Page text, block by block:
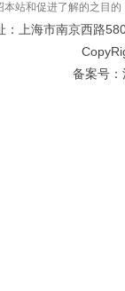
站和促进了解的之目
：上海市南京西路
备案号：